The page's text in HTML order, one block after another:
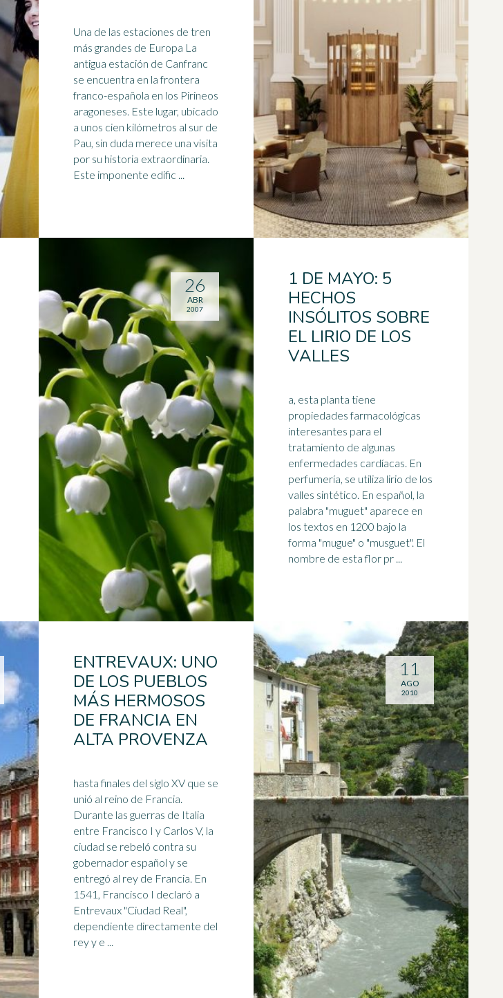
Una de las estaciones de tren
más grandes de Europa La
antigua estación de Canfranc
se encuentra en la frontera
franco-española en los Pirineos
aragoneses. Este lugar, ubicado
a unos cien kilómetros al sur de
Pau, sin duda merece una visita
por su historia extraordinaria.
Este imponente edific ...
1 DE MAYO: 5
HECHOS
INSÓLITOS SOBRE
EL LIRIO DE LOS
VALLES
a, esta planta tiene
propiedades farmacológicas
interesantes para el
tratamiento de algunas
enfermedades cardíacas. En
perfumería, se utiliza lirio de los
valles sintético. En español, la
palabra "muguet" aparece en
los textos en 1200 bajo la
forma "mugue" o "musguet". El
nombre de esta flor pr ...
26
ABR
2007
ENTREVAUX: UNO
DE LOS PUEBLOS
MÁS HERMOSOS
DE FRANCIA EN
ALTA PROVENZA
hasta finales del siglo XV que se
unió al reino de Francia.
Durante las guerras de Italia
entre Francisco I y Carlos V, la
ciudad se rebeló contra su
gobernador español y se
entregó al rey de Francia. En
1541, Francisco I declaró a
Entrevaux "Ciudad Real",
dependiente directamente del
rey y e ...
11
AGO
2010